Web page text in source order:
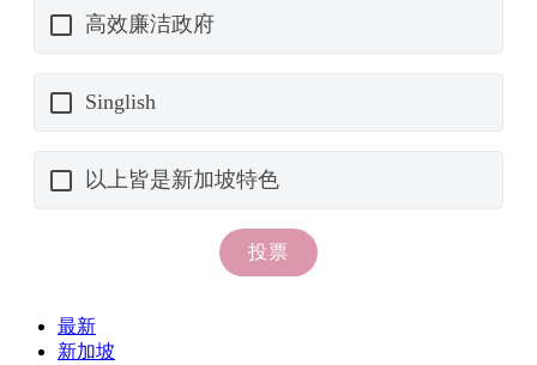
最新
新加坡